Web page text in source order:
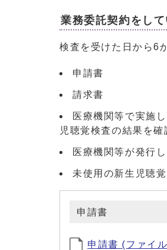
業務委託契約をし
検査を受けた日から6
申請書
請求書
医療機関等で実施
児聴覚検査の結果を
医療機関等が発行
未使用の新生児聴
申請書
申請書 (ファイ